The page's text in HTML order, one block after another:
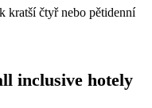
kratší čtyř nebo pětidenní
inclusive hotely